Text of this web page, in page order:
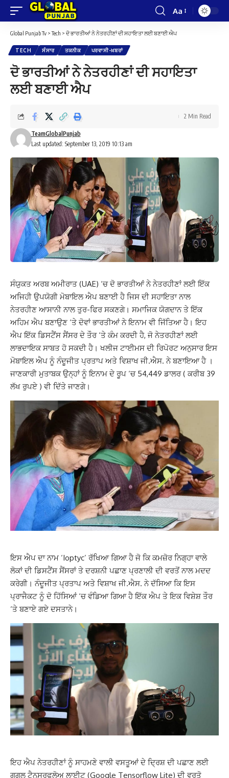
Font
Resizer
Aa
Global Punjab Tv >Tech > ਦੋ ਭਾਰਤੀਆਂ ਨੇ ਨੇਤਰਹੀਣਾਂ ਦੀ ਸਹਾਇਤਾ ਲਈ ਬਣਾਈ ਐਪ
TECH ਸੰਸਾਰ ਤਕਨੀਕ ਪਰਵਾਸੀ-ਖ਼ਬਰਾਂ
ਦੋ ਭਾਰਤੀਆਂ ਨੇ ਨੇਤਰਹੀਣਾਂ ਦੀ ਸਹਾਇਤਾ
ਲਈ ਬਣਾਈ ਐਪ
Last updated: September 13, 2019 10:13 am
TeamGlobalPunjab
2 Min Read
ਸੰਯੁਕਤ ਅਰਬ ਅਮੀਰਾਤ (UAE) ‘ਚ ਦੋ ਭਾਰਤੀਆਂ ਨੇ ਨੇਤਰਹੀਣਾਂ ਲਈ ਇੱਕ
ਅਜਿਹੀ ਉਪਯੋਗੀ ਮੋਬਾਇਲ ਐਪ ਬਣਾਈ ਹੈ ਜਿਸ ਦੀ ਸਹਾਇਤਾ ਨਾਲ
ਨੇਤਰਹੀਣ ਆਸਾਨੀ ਨਾਲ ਤੁਰ-ਫਿਰ ਸਕਣਗੇ। ਸਮਾਜਿਕ ਯੋਗਦਾਨ ਤੇ ਇੱਕ
ਅਹਿਮ ਐਪ ਬਣਾਉਣ ‘ਤੇ ਦੋਵਾਂ ਭਾਰਤੀਆਂ ਨੇ ਇਨਾਮ ਵੀ ਜਿੱਤਿਆ ਹੈ। ਇਹ
ਐਪ ਇੱਕ ਡਿਸਟੈਂਸ ਸੈਂਸਰ ਦੇ ਤੌਰ ‘ਤੇ ਕੰਮ ਕਰਦੀ ਹੈ, ਜੋ ਨੇਤਰਹੀਣਾਂ ਲਈ
ਲਾਭਦਾਇਕ ਸਾਬਤ ਹੋ ਸਕਦੀ ਹੈ। ਖਲੀਜ ਟਾਈਮਸ ਦੀ ਰਿਪੋਰਟ ਅਨੁਸਾਰ ਇਸ
ਮੋਬਾਇਲ ਐਪ ਨੂੰ ਨੰਦੂਜੀਤ ਪ੍ਰਤਾਪ ਅਤੇ ਵਿਸ਼ਾਖ ਜੀ.ਐਸ. ਨੇ ਬਣਾਇਆ ਹੈ ।
ਜਾਣਕਾਰੀ ਮੁਤਾਬਕ ਉਨ੍ਹਾਂ ਨੂੰ ਇਨਾਮ ਦੇ ਰੂਪ ‘ਚ 54,449 ਡਾਲਰ ( ਕਰੀਬ 39
ਲੱਖ ਰੁਪਏ ) ਵੀ ਦਿੱਤੇ ਜਾਣਗੇ।
ਇਸ ਐਪ ਦਾ ਨਾਮ ‘Ioptyc’ ਰੱਖਿਆ ਗਿਆ ਹੈ ਜੋ ਕਿ ਕਮਜ਼ੋਰ ਨਿਗ੍ਹਾ ਵਾਲੇ
ਲੋਕਾਂ ਦੀ ਡਿਸਟੈਂਸ ਸੈਂਸਰਾਂ ਤੇ ਦਰਸ਼ਨੀ ਪਛਾਣ ਪ੍ਰਣਾਲੀ ਦੀ ਵਰਤੋਂ ਨਾਲ ਮਦਦ
ਕਰੇਗੀ। ਨੰਦੂਜੀਤ ਪ੍ਰਤਾਪ ਅਤੇ ਵਿਸ਼ਾਖ ਜੀ.ਐਸ. ਨੇ ਦੱਸਿਆ ਕਿ ਇਸ
ਪ੍ਰਾਜੈਕਟ ਨੂੰ ਦੋ ਹਿੱਸਿਆਂ ‘ਚ ਵੰਡਿਆ ਗਿਆ ਹੈ ਇੱਕ ਐਪ ਤੇ ਇਕ ਵਿਸ਼ੇਸ਼ ਤੌਰ
‘ਤੇ ਬਣਾਏ ਗਏ ਦਸਤਾਨੇ।
ਇਹ ਐਪ ਨੇਤਰਹੀਣਾਂ ਨੂੰ ਸਾਹਮਣੇ ਵਾਲੀ ਵਸਤੂਆਂ ਦੇ ਦ੍ਰਿਸ਼ ਦੀ ਪਛਾਣ ਲਈ
ਗੂਗਲ ਟੈਨਸਰਫਲੋਅ ਲਾਈਟ (Google Tensorflow Lite) ਦੀ ਵਰਤੋ